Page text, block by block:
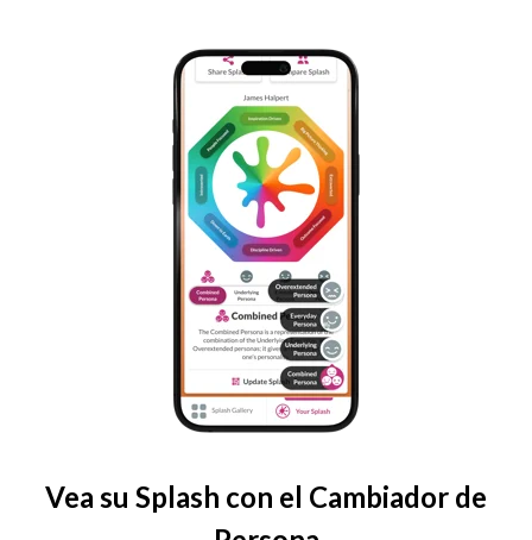
Vea su Splash con el Cambiador de